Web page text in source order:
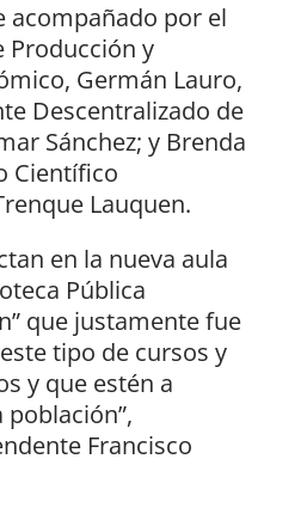
acompañado por el
Producción y
Germán Lauro,
Descentralizado de
Sánchez; y Brenda
Científico
Lauquen.
en la nueva aula
Pública
que justamente fue
tipo de cursos y
y que estén a
Francisco